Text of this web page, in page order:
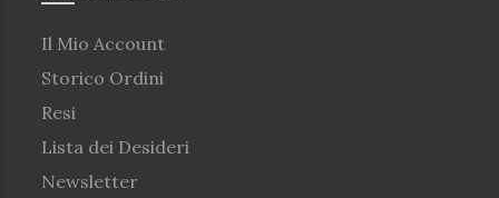
Il Mio Account
Storico Ordini
Resi
Lista dei Desideri
Newsletter